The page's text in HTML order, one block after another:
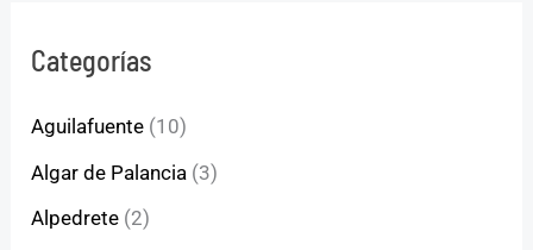
Categorías
Aguilafuente (10)
Algar de Palancia (3)
Alpedrete (2)